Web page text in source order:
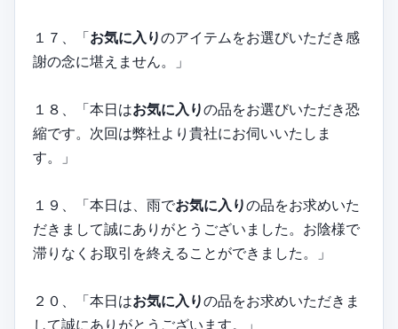
１７、「お気に入りのアイテムをお選びいただき感
謝の念に堪えません。」
１８、「本日はお気に入りの品をお選びいただき恐
縮です。次回は弊社より貴社にお伺いいたしま
す。」
１９、「本日は、雨でお気に入りの品をお求めいた
だきまして誠にありがとうございました。お陰様で
滞りなくお取引を終えることができました。」
２０、「本日はお気に入りの品をお求めいただきま
して誠にありがとうございます。」